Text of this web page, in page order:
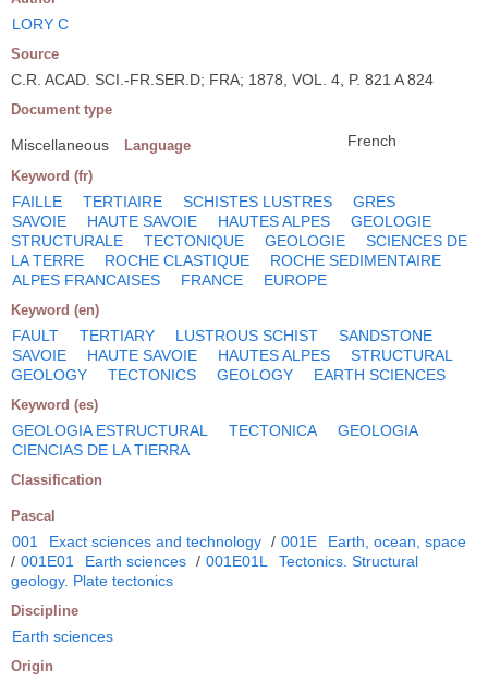
LORY C
Source
C.R. ACAD. SCI.-FR.SER.D; FRA; 1878, VOL. 4, P. 821 A 824
Document type
Miscellaneous Language French
Keyword (fr)
FAILLE TERTIAIRE SCHISTES LUSTRES
GRES
SAVOIE
HAUTE SAVOIE HAUTES ALPES
GEOLOGIE
STRUCTURALE
TECTONIQUE GEOLOGIE
SCIENCES DE
LA TERRE
ROCHE CLASTIQUE
ROCHE SEDIMENTAIRE
ALPES FRANCAISES
FRANCE EUROPE
Keyword (en)
FAULT TERTIARY LUSTROUS SCHIST
SANDSTONE
SAVOIE
HAUTE SAVOIE HAUTES ALPES
STRUCTURAL
GEOLOGY
TECTONICS GEOLOGY EARTH SCIENCES
Keyword (es)
GEOLOGIA ESTRUCTURAL TECTONICA
GEOLOGIA
CIENCIAS DE LA TIERRA
Classification
Pascal
001 Exact sciences and technology / 001E
Earth, ocean, space
/ 001E01 Earth sciences / 001E01L
Tectonics. Structural
geology. Plate tectonics
Discipline
Earth sciences
Origin